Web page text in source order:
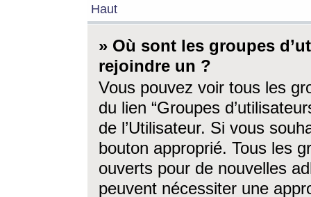
Haut
» Où sont les groupes
rejoindre un ?
Vous pouvez voir tous les
du lien “Groupes
de l’Utilisateur. Si vous
bouton approprié. Tous les
ouverts pour de nouvelles
peuvent nécessiter une